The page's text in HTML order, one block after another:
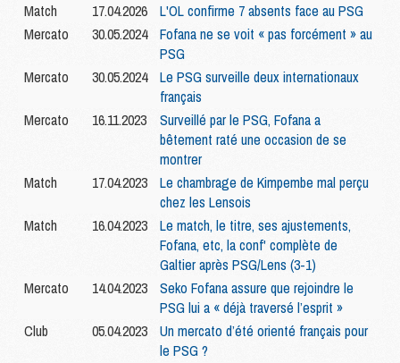
Match 17.04.2026
L'OL confirme 7 absents face au PSG
Mercato
30.05.2024
Fofana ne se voit « pas forcément » au
PSG
Mercato
30.05.2024
Le PSG surveille deux internationaux
français
Mercato
16.11.2023
Surveillé par le PSG, Fofana a
bêtement raté une occasion de se
montrer
Match
17.04.2023
Le chambrage de Kimpembe mal perçu
chez les Lensois
Match
16.04.2023
Le match, le titre, ses ajustements,
Fofana, etc, la conf' complète de
Galtier après PSG/Lens (3-1)
Mercato
14.04.2023
Seko Fofana assure que rejoindre le
PSG lui a « déjà traversé l’esprit »
Club
05.04.2023
Un mercato d’été orienté français pour
le PSG ?